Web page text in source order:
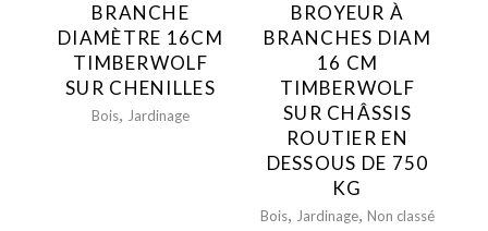
Evémentiels
Grues
Chariots Télescopiques
Accessoires pour Grues
et Télescopiques
Chariots
Dumpers
Containers
BRANCHE
DIAMÈTRE 16CM
TIMBERWOLF
SUR CHENILLES
Bois, Jardinage
BROYEUR À
BRANCHES DIAM
16 CM
TIMBERWOLF
SUR CHÂSSIS
ROUTIER EN
DESSOUS DE 750
KG
Bois, Jardinage, Non classé